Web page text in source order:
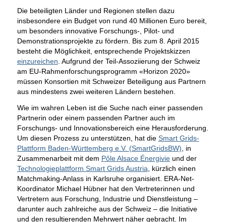
Die beteiligten Länder und Regionen stellen dazu
insbesondere ein Budget von rund 40 Millionen Euro bereit,
um besonders innovative Forschungs-, Pilot- und
Demonstrationsprojekte zu fördern. Bis zum 8. April 2015
besteht die Möglichkeit, entsprechende Projektskizzen
einzureichen . Aufgrund der Teil-Assoziierung der Schweiz
am EU-Rahmenforschungsprogramm «Horizon 2020»
müssen Konsortien mit Schweizer Beteiligung aus Partnern
aus mindestens zwei weiteren Ländern bestehen.
Wie im wahren Leben ist die Suche nach einer passenden
Partnerin oder einem passenden Partner auch im
Forschungs- und Innovationsbereich eine Herausforderung.
Um diesen Prozess zu unterstützen, hat die Smart Grids-
Plattform Baden-Württemberg e.V. (SmartGridsBW) , in
Zusammenarbeit mit dem Pôle Alsace Énergivieund der
Technologieplattform Smart Grids Austria , kürzlich einen
Matchmaking-Anlass in Karlsruhe organisiert. ERA-Net-
Koordinator Michael Hübner hat den Vertreterinnen und
Vertretern aus Forschung, Industrie und Dienstleistung –
darunter auch zahlreiche aus der Schweiz – die Initiative
und den resultierenden Mehrwert näher gebracht. Im